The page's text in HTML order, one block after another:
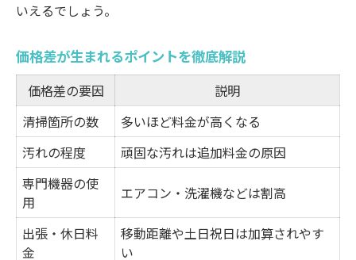
いえるでしょう。
価格差が生まれるポイントを徹底解説
価格差の要因
説明
清掃箇所の数
多いほど料金が高くなる
汚れの程度
頑固な汚れは追加料金の原因
専門機器の使
用
エアコン・洗濯機などは割高
出張・休日料
金
移動距離や土日祝日は加算されやす
い